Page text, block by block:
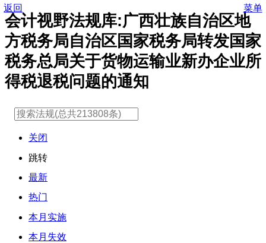
返回
会计视野法规库:广西壮族自治区地
方税务局自治区国家税务局转发国家
税务总局关于货物运输业新办企业所
得税退税问题的通知
菜单
关闭
跳转
最新
热门
本月实施
本月失效